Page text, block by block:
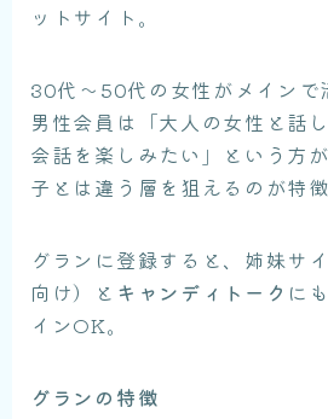
ットサイト。
30代〜50代の女性がメインで
男性会員は「大人の女性と話
会話を楽しみたい」という方
子とは違う層を狙えるのが特徴
グランに登録すると、姉妹サ
向け）と キャンディトーク に
インOK。
グランの特徴